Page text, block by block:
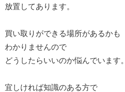
放置してあります。
買い取りができる場所があるかも
わかりませんので
どうしたらいいのか悩んでいます。
宜しければ知識のある方で